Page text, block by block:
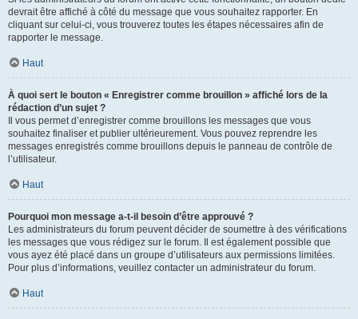
devrait être affiché à côté du message que vous souhaitez rapporter. En
cliquant sur celui-ci, vous trouverez toutes les étapes nécessaires afin de
rapporter le message.
Haut
À quoi sert le bouton « Enregistrer comme brouillon » affiché lors de la
rédaction d’un sujet ?
Il vous permet d’enregistrer comme brouillons les messages que vous
souhaitez finaliser et publier ultérieurement. Vous pouvez reprendre les
messages enregistrés comme brouillons depuis le panneau de contrôle de
l’utilisateur.
Haut
Pourquoi mon message a-t-il besoin d’être approuvé ?
Les administrateurs du forum peuvent décider de soumettre à des vérifications
les messages que vous rédigez sur le forum. Il est également possible que
vous ayez été placé dans un groupe d’utilisateurs aux permissions limitées.
Pour plus d’informations, veuillez contacter un administrateur du forum.
Haut